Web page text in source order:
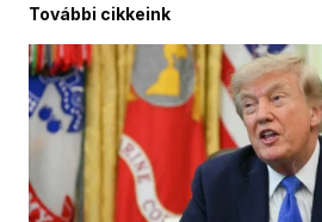
További cikkeink